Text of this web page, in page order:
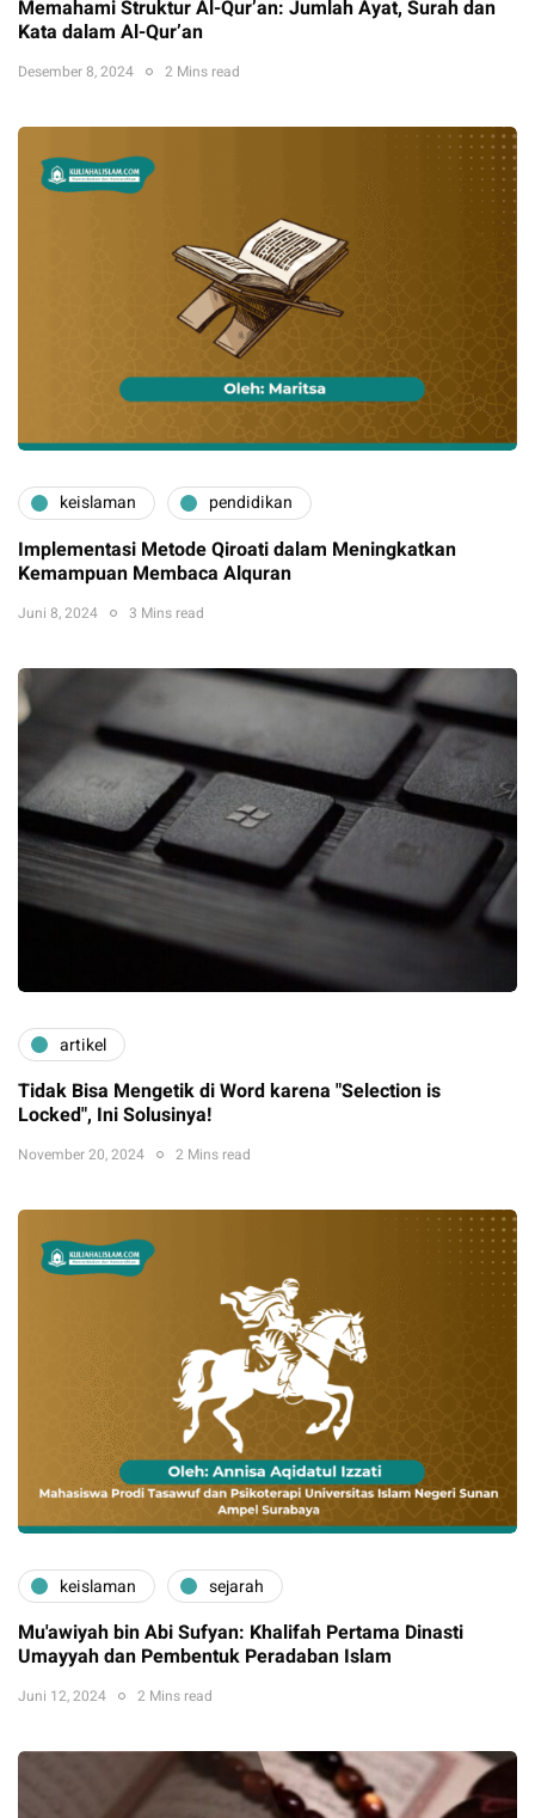
Memahami Struktur Al-Qur’an: Jumlah Ayat, Surah dan
Kata dalam Al-Qur’an
Desember 8, 2024 2 Mins read
keislaman pendidikan
Implementasi Metode Qiroati dalam Meningkatkan
Kemampuan Membaca Alquran
Juni 8, 2024 3 Mins read
artikel
Tidak Bisa Mengetik di Word karena "Selection is
Locked", Ini Solusinya!
November 20, 2024 2 Mins read
keislaman sejarah
Mu'awiyah bin Abi Sufyan: Khalifah Pertama Dinasti
Umayyah dan Pembentuk Peradaban Islam
Juni 12, 2024 2 Mins read